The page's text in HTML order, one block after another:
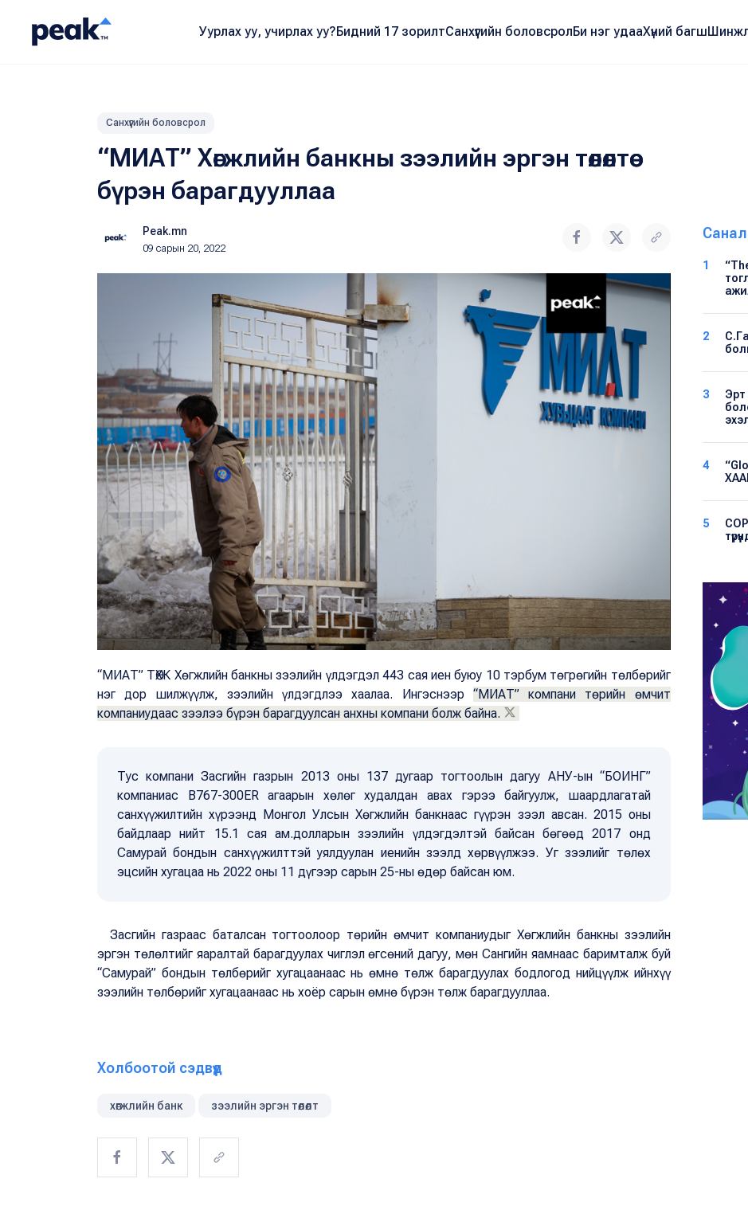
Уурлах уу, учирлах уу?Бидний 17 зорилтСанхүүгийн боловсролБи нэг удааХүний багш
Санхүүгийн боловсрол
“МИАТ” Хөгжлийн банкны зээлийн эргэн төлөлтөө
бүрэн барагдууллаа
Peak.mn
09 сарын 20, 2022
“МИАТ” ТӨХК Хөгжлийн банкны зээлийн үлдэгдэл 443 сая иен буюу 10 тэрбум төгрөгийн төлбөрийг
нэг дор шилжүүлж, зээлийн үлдэгдлээ хаалаа. Ингэснээр “МИАТ” компани төрийн өмчит
компаниудаас зээлээ бүрэн барагдуулсан анхны компани болж байна.
Тус компани Засгийн газрын 2013 оны 137 дугаар тогтоолын дагуу АНУ-ын “БОИНГ”
компаниас B767-300ER агаарын хөлөг худалдан авах гэрээ байгуулж, шаардлагатай
санхүүжилтийн хүрээнд Монгол Улсын Хөгжлийн банкнаас гүүрэн зээл авсан. 2015 оны
байдлаар нийт 15.1 сая ам.долларын зээлийн үлдэгдэлтэй байсан бөгөөд 2017 онд
Самурай бондын санхүүжилттэй уялдуулан иенийн зээлд хөрвүүлжээ. Уг зээлийг төлөх
эцсийн хугацаа нь 2022 оны 11 дүгээр сарын 25-ны өдөр байсан юм.
Засгийн газраас баталсан тогтоолоор төрийн өмчит компаниудыг Хөгжлийн банкны зээлийн
эргэн төлөлтийг яаралтай барагдуулах чиглэл өгсөний дагуу, мөн Сангийн яамнаас баримталж буй
“Самурай” бондын төлбөрийг хугацаанаас нь өмнө төлж барагдуулах бодлогод нийцүүлж ийнхүү
зээлийн төлбөрийг хугацаанаас нь хоёр сарын өмнө бүрэн төлж барагдууллаа.
Холбоотой сэдвүүд
хөгжлийн банк зээлийн эргэн төлөлт
1
2
3
Эрт
4
5